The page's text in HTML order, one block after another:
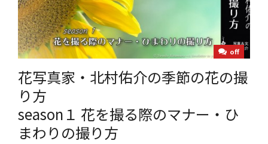
off
花写真家・北村佑介の季節の花の撮
り方
season１ 花を撮る際のマナー・ひ
まわりの撮り方